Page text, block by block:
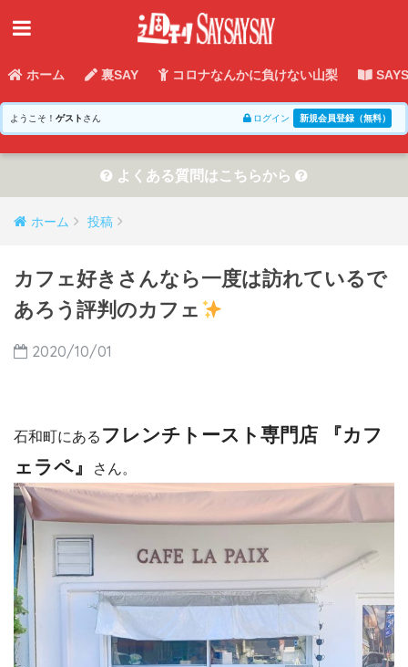
ホーム 裏SAY コロナなんかに負けない山梨
ようこそ！ ゲスト さん ログイン 新規会員登録（無料）
よくある質問はこちらから
ホーム 投稿
カフェ好きさんなら一度は訪れているで
あろう評判のカフェ
2020/10/01
石和町にある フレンチトースト専門店 『カフ
ェラペ』
さん。